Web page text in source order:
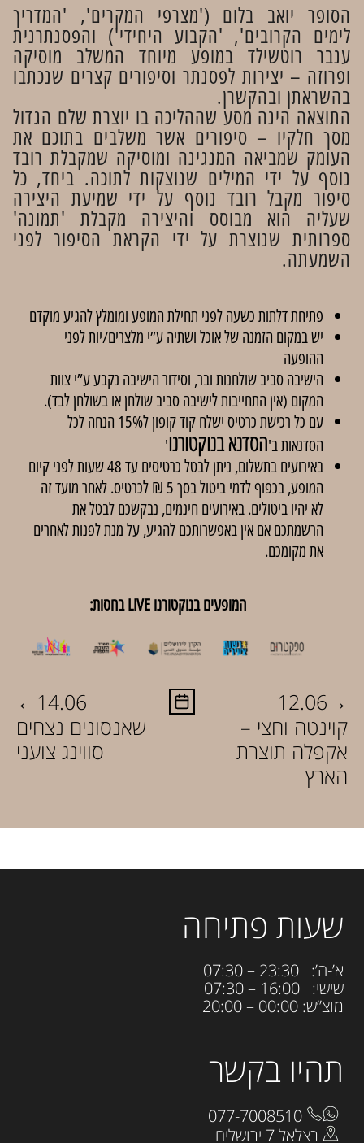
הסופר יואב בלום ('מצרפי המקרים', 'המדריך
לימים הקרובים', 'הקבוע היחידי') והפסנתרנית
ענבר רוטשילד במופע מיוחד המשלב מוסיקה
ופרוזה – יצירות לפסנתר וסיפורים קצרים שנכתבו
בהשראתן ובהקשרן.
התוצאה הינה מסע שההליכה בו יוצרת שלם הגדול
מסך חלקיו – סיפורים אשר משלבים בתוכם את
העומק שמביאה המנגינה ומוסיקה שמקבלת רובד
נוסף על ידי המילים שנוצקות לתוכה. ביחד, כל
סיפור מקבל רובד נוסף על ידי שמיעת היצירה
שעליה הוא מבוסס והיצירה מקבלת 'תמונה'
ספרותית שנוצרת על ידי הקראת הסיפור לפני
השמעתה.
פתיחת דלתות כשעה לפני תחילת המופע ומומלץ להגיע מוקדם
יש במקום הזמנה של אוכל ושתיה ע”י מלצרים/יות לפני
ההופעה
הישיבה סביב שולחנות ובר, וסידור הישיבה נקבע ע”י צוות
המקום (אין התחייבות לישיבה סביב שולחן או בשולחן לבד).
עם כל רכישת כרטיס ישלח קוד קופון ל15% הנחה לכל
הסדנאות ב'הסדנא בנוקטורנו'
באירועים בתשלום, ניתן לבטל כרטיסים עד 48 שעות לפני קיום
המופע, בכפוף לדמי ביטול בסך 5 ₪ לכרטיס. לאחר מועד זה
לא יהיו ביטולים. באירועים חינמים, נבקשכם לבטל את
הרשמתכם אם אין באפשרותכם להגיע, על מנת לפנות לאחרים
את מקומכם.
המופעים בנוקטורנו LIVE בחסות:
← 14.06
שאנסונים נצחים
סווינג צועני
12.06→
קוינטה וחצי –
אקפלה תוצרת
הארץ
תהיו בקשר
בצלאל 7 ירושלים
שעות פתיחה
א’-ה’: 23:30 – 07:30
שישי: 16:00 – 07:30
מוצ”ש: 00:00 – 20:00